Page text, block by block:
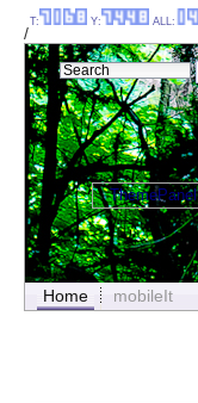
/
Home mobileIt
T: Y: ALL:
ThemePanel